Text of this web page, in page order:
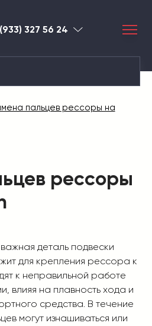
327 56 24 Красноярск
пальцев рессоры на
рессоры
деталь подвески
для крепления рессора к
к неправильной работе
влияя на плавность хода и
средства. В течение
могут изнашиваться или